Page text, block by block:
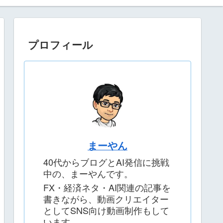
プロフィール
まーやん
40代からブログとAI発信に挑戦
中の、まーやんです。
FX・経済ネタ・AI関連の記事を
書きながら、動画クリエイター
としてSNS向け動画制作もして